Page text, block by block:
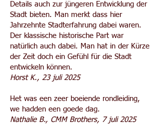
Details auch zur jüngeren Entwicklung der
Stadt bieten. Man merkt dass hier
Jahrzehnte Stadterfahrung dabei waren.
Der klassische historische Part war
natürlich auch dabei. Man hat in der Kürze
der Zeit doch ein Gefühl für die Stadt
entwickeln können.
Horst K., 23 juli 2025
Het was een zeer boeiende rondleiding,
we hadden een goede dag.
Nathalie B., CMM Brothers, 7 juli 2025